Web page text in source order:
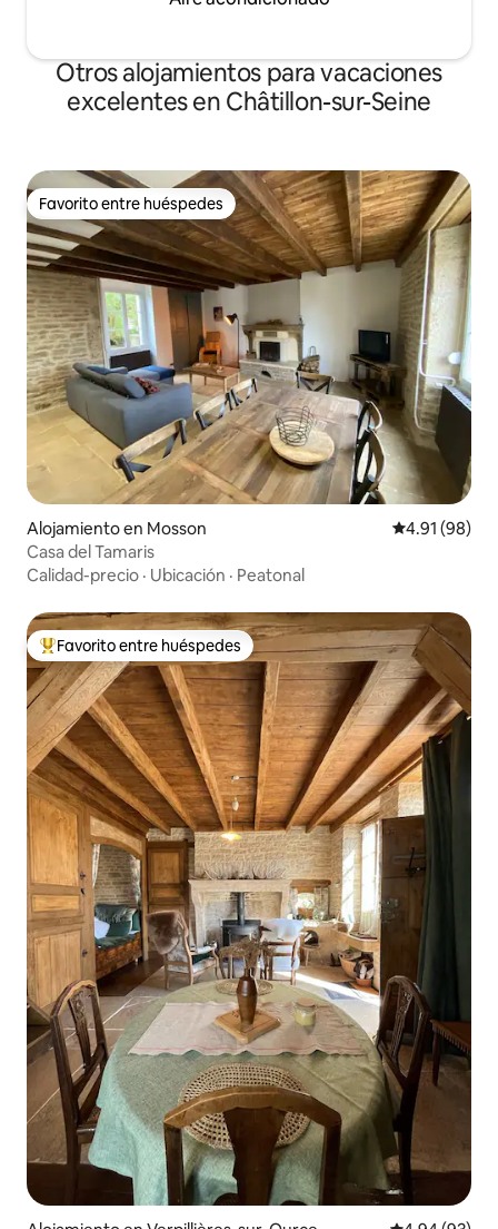
Otros alojamientos para vacaciones
excelentes en Châtillon-sur-Seine
Favorito entre huéspedes
Favorito entre huéspedes
Alojamiento en Mosson Calificación
4.91 (98)
Casa del Tamaris
Calidad-precio · Ubicación · Peatonal
Favorito entre huéspedes preferido
Favorito entre huéspedes